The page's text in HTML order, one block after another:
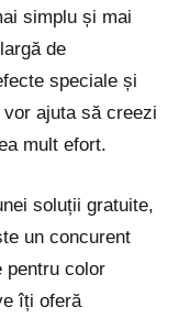
simplu și mai
de
speciale și
ajuta să creezi
mult efort.
soluții gratuite,
un concurent
pentru color
îți oferă